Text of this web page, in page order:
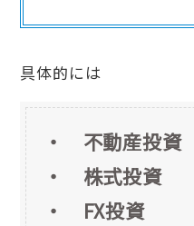
具体的には
・ 不動産投資
・ 株式投資
・ FX投資